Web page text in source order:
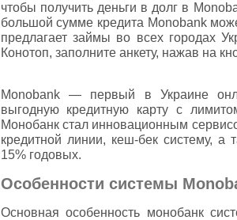
чтобы получить деньги в долг в
большой сумме кредита Monobank
предлагает займы во всех городах
Конотоп, заполните анкету, нажав на
Monobank — первый в Украине
выгодную кредитную карту с
Монобанк стал инновационным
кредитной линии, кеш-бек систему,
15% годовых.
Особенности системы
Основная особенность монобанк